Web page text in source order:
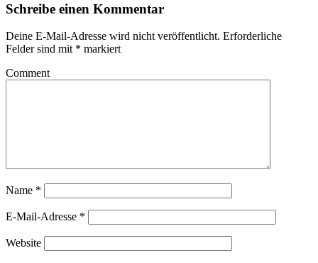
Schreibe einen Kommentar
Deine E-Mail-Adresse wird nicht veröffentlicht. Erforderliche
Felder sind mit * markiert
Comment
Name *
E-Mail-Adresse *
Website